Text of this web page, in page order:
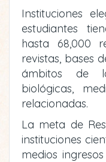
Instituciones
estudiantes
hasta 68,000
revistas, bases
ámbitos de
biológicas,
relacionadas.
La meta de
instituciones
medios